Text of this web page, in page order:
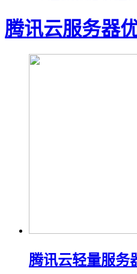
腾讯云服务器
腾讯云轻量服务